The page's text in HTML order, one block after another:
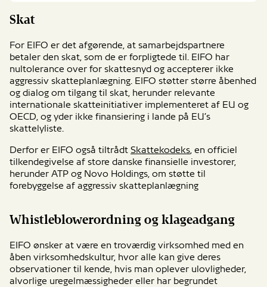
Skat
For EIFO er det afgørende, at samarbejdspartnere
betaler den skat, som de er forpligtede til. EIFO har
nultolerance over for skattesnyd og accepterer ikke
aggressiv skatteplanlægning. EIFO støtter større åbenhed
og dialog om tilgang til skat, herunder relevante
internationale skatteinitiativer implementeret af EU og
OECD, og yder ikke finansiering i lande på EU’s
skattelyliste.
Derfor er EIFO også tiltrådt Skattekodeks, en officiel
tilkendegivelse af store danske finansielle investorer,
herunder ATP og Novo Holdings, om støtte til
forebyggelse af aggressiv skatteplanlægning
Whistleblowerordning og klageadgang
EIFO ønsker at være en troværdig virksomhed med en
åben virksomhedskultur, hvor alle kan give deres
observationer til kende, hvis man oplever ulovligheder,
alvorlige uregelmæssigheder eller har begrundet